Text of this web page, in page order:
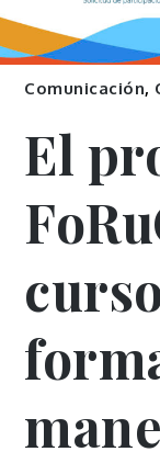
Comunicación,
El